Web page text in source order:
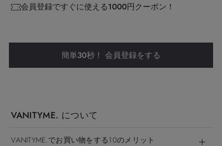
会員登録ですぐに使える1000円クーポン！
簡単30秒！ 会員登録をする
VANITYME. について
VANITYME.でお買い物をする10のメリット